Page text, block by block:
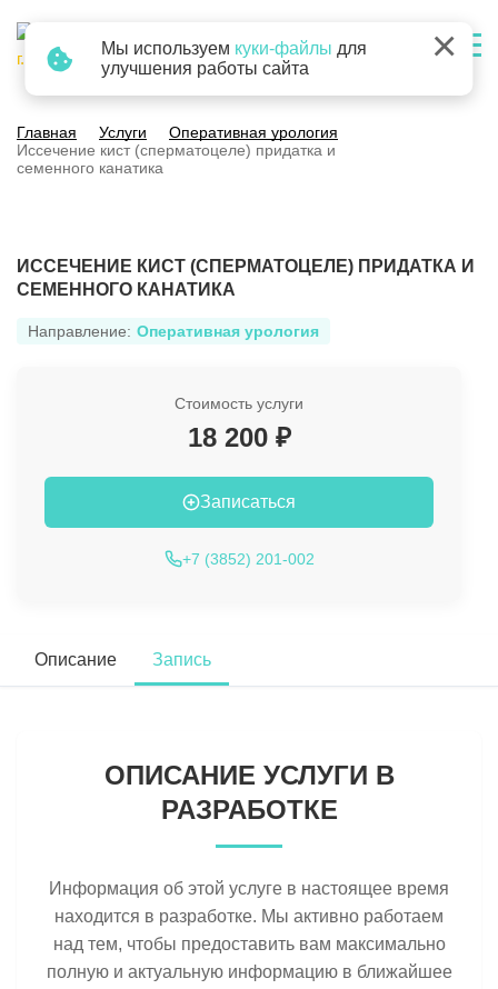
г. Барнаул
Главная Услуги
Оперативная урология
Иссечение кист (сперматоцеле) придатка и
семенного канатика
ИССЕЧЕНИЕ КИСТ (СПЕРМАТОЦЕЛЕ) ПРИДАТКА И
СЕМЕННОГО КАНАТИКА
Направление: Оперативная урология
Стоимость услуги
18 200 ₽
Записаться
+7 (3852) 201-002
Описание Запись
ОПИСАНИЕ УСЛУГИ В
РАЗРАБОТКЕ
Информация об этой услуге в настоящее время
находится в разработке. Мы активно работаем
над тем, чтобы предоставить вам максимально
полную и актуальную информацию в ближайшее
Мы используем куки-файлы для
улучшения работы сайта
×